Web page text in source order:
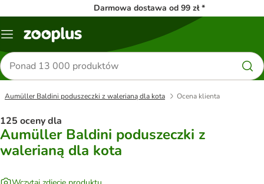
Darmowa dostawa od 99 zł *
Menu
Szukaj
produktów
Aumüller Baldini poduszeczki z walerianą dla kota Ocena klienta
125 oceny dla
Aumüller Baldini poduszeczki z
walerianą dla kota